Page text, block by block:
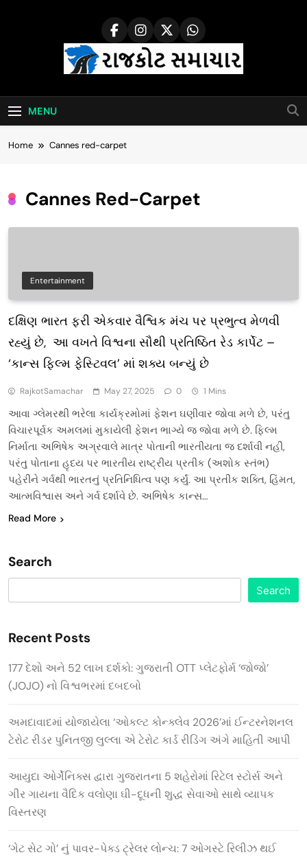
Rajkot Samachar
MENU
Home Cannes red-carpet
Cannes Red-Carpet
Entertainment
દક્ષિણ ભારત ફરી એકવાર વૈશ્વિક મંચ પર પ્રભુત્વ મેળવી
રહ્યું છે, આ વખતે વિશ્વના સૌથી પ્રતિષ્ઠિત રેડ કાર્પેટ –
‘કાન્સ ફિલ્મ ફેસ્ટિવલ’ માં શક્ય બન્યું છે
RajkotSamachar May 27, 2025 0 1 Mins
આવા ગ્લેમરથી ભરેલા કાર્યક્રમોમાં ફેશન ઘણીવાર જોવા મળે છે, પરંતુ
વિચારપૂર્વક અમલમાં મુકાયેલી ફેશન ભાગ્યે જ જોવા મળે છે. ફિલ્મ
નિર્માતા અભિષેક અગ્રવાલે માત્ર પોતાની ભારતીયતા જ દર્શાવી નહીં,
પરંતુ પોતાના હૃદય પર ભારતીય રાષ્ટ્રીય પ્રતીક (અશોક સ્તંભ)
પહેરીને ગર્વથી ભારતનું પ્રતિનિધિત્વ પણ કર્યું. આ પ્રતીક શક્તિ, હિંમત,
આત્મવિશ્વાસ અને ગર્વ દર્શાવે છે. અભિષેક કાન્સ…
Read More
Search
Search
Recent Posts
177 દેશો અને 52 લાખ દર્શકો: ગુજરાતી OTT પ્લેટફોર્મ ‘જોજો’
(JOJO) નો વિશ્વભરમાં દબદબો
અમદાવાદમાં યોજાયેલા ‘ઓકલ્ટ કોન્ક્લેવ 2026’માં ઈન્ટરનેશનલ
ટેરોટ રીડર પુનિતજી લુલ્લા એ ટેરોટ કાર્ડ રીડિંગ અંગે માહિતી આપી
આયુદા ઓર્ગેનિક્સ દ્વારા ગુજરાતના 5 શહેરોમાં રિટેલ સ્ટોર્સ અને
ગીર ગાયના વૈદિક વલોણા ઘી-દૂધની શુદ્ધ સેવાઓ સાથે વ્યાપક
વિસ્તરણ
‘ગેટ સેટ ગો’ નું પાવર-પેક્ડ ટ્રેલર લોન્ચ: 7 ઓગસ્ટે રિલીઝ થઈ